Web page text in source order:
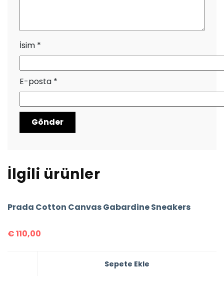
İsim *
E-posta *
İlgili ürünler
Prada Cotton Canvas Gabardine Sneakers
€110,00
Sepete Ekle